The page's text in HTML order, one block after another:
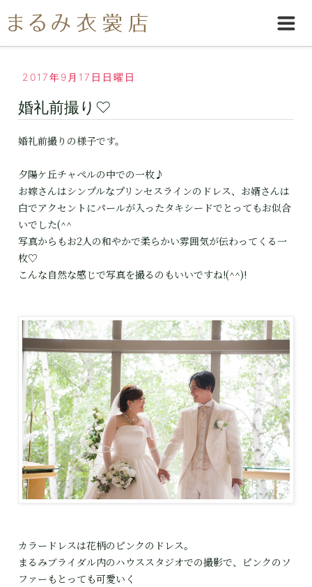
2017年9月17日日曜日
婚礼前撮り♡
婚礼前撮りの様子です。
夕陽ケ丘チャペルの中での一枚♪
お嫁さんはシンプルなプリンセスラインのドレス、お婿さんは
白でアクセントにパールが入ったタキシードでとってもお似合
いでした(^^
写真からもお2人の和やかで柔らかい雰囲気が伝わってくる一
枚♡
こんな自然な感じで写真を撮るのもいいですね!(^^)!
カラードレスは花柄のピンクのドレス。
まるみブライダル内のハウススタジオでの撮影で、ピンクのソ
ファーもとっても可愛いく